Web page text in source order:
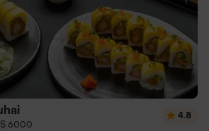
$ 6000
4.8